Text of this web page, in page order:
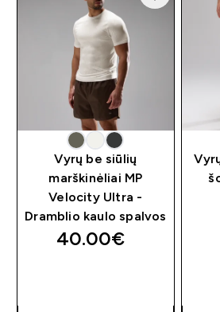
Vyrų be siūlių
marškinėliai MP
Velocity Ultra -
Dramblio kaulo spalvos
40.00€‎